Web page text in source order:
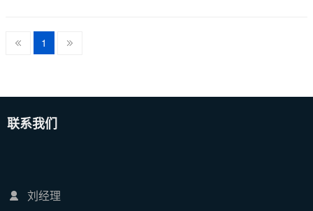
1
联系我们
刘经理